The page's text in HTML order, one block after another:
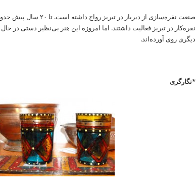
نقره‌کار در تبریز فعالیت داشتند. اما امروزه این هنر بی‌نظیر دستی در
دیگری روی آورده‌اند.
*نگارگری